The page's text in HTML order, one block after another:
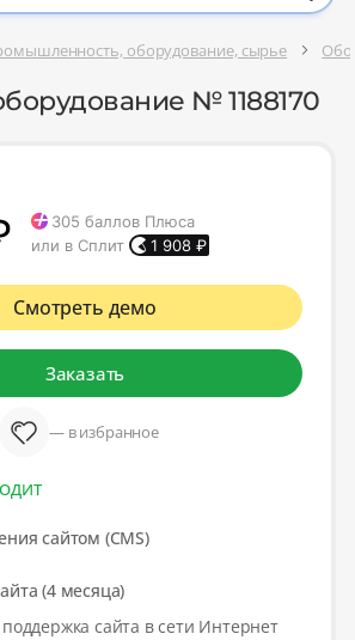
оборудование, сырье
№ 1188170
305 баллов Плюса
или в Сплит
1 908 ₽
Смотреть демо
Заказать
— в избранное
сайтом (CMS)
(4 месяца)
сайта в сети Интернет